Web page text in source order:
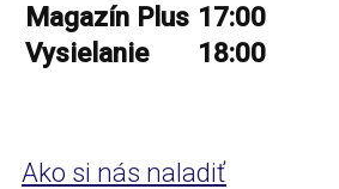
Magazín Plus 17:00
Vysielanie
18:00
Ako si nás naladiť